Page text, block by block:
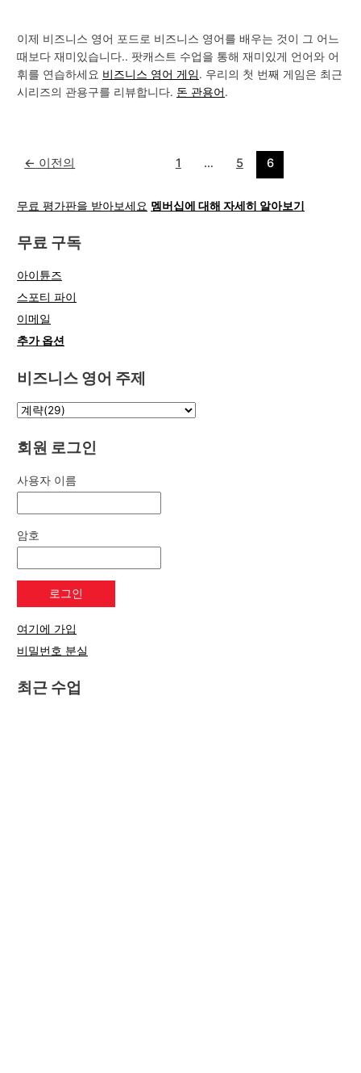
이제 비즈니스 영어 포드로 비즈니스 영어를 배우는 것이 그 어느
때보다 재미있습니다.. 팟캐스트 수업을 통해 재미있게 언어와 어
휘를 연습하세요 비즈니스 영어 게임. 우리의 첫 번째 게임은 최근
시리즈의 관용구를 리뷰합니다. 돈 관용어.
← 이전의 1 … 5 6
무료 평가판을 받아보세요 멤버십에 대해 자세히 알아보기
무료 구독
아이튠즈
스포티 파이
이메일
추가 옵션
비즈니스 영어 주제
회원 로그인
사용자 이름
암호
여기에 가입
비밀번호 분실
최근 수업